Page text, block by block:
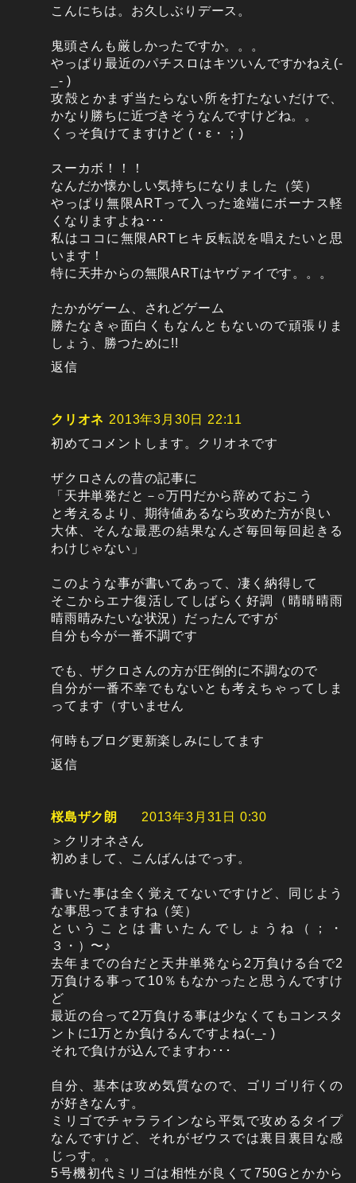
こんにちは。お久しぶりデース。
鬼頭さんも厳しかったですか。。。
やっぱり最近のパチスロはキツいんですかねえ(-
_- )
攻殻とかまず当たらない所を打たないだけで、
かなり勝ちに近づきそうなんですけどね。。
くっそ負けてますけど (・ε・；)
スーカボ！！！
なんだか懐かしい気持ちになりました（笑）
やっぱり無限ARTって入った途端にボーナス軽
くなりますよね･･･
私はココに無限ARTヒキ反転説を唱えたいと思
います！
特に天井からの無限ARTはヤヴァイです。。。
たかがゲーム、されどゲーム
勝たなきゃ面白くもなんともないので頑張りま
しょう、勝つために!!
返信
クリオネ 2013年3月30日 22:11
初めてコメントします。クリオネです
ザクロさんの昔の記事に
「天井単発だと－○万円だから辞めておこう
と考えるより、期待値あるなら攻めた方が良い
大体、そんな最悪の結果なんざ毎回毎回起きる
わけじゃない」
このような事が書いてあって、凄く納得して
そこからエナ復活してしばらく好調（晴晴晴雨
晴雨晴みたいな状況）だったんですが
自分も今が一番不調です
でも、ザクロさんの方が圧倒的に不調なので
自分が一番不幸でもないとも考えちゃってしま
ってます（すいません
何時もブログ更新楽しみにしてます
返信
桜島ザク朗
2013年3月31日 0:30
＞クリオネさん
初めまして、こんばんはでっす。
書いた事は全く覚えてないですけど、同じよう
な事思ってますね（笑）
ということは書いたんでしょうね（；・
３・）〜♪
去年までの台だと天井単発なら2万負ける台で2
万負ける事って10％もなかったと思うんですけ
ど
最近の台って2万負ける事は少なくてもコンスタ
ントに1万とか負けるんですよね(-_- )
それで負けが込んでますわ･･･
自分、基本は攻め気質なので、ゴリゴリ行くの
が好きなんす。
ミリゴでチャララインなら平気で攻めるタイプ
なんですけど、それがゼウスでは裏目裏目な感
じっす。。
5号機初代ミリゴは相性が良くて750Gとかから